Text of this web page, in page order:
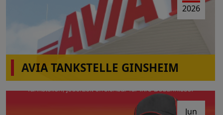
2026
AVIA TANKSTELLE GINSHEIM
Am 10.06-2026 von 10:00-16:00 Uhr Wartungs-
Jun